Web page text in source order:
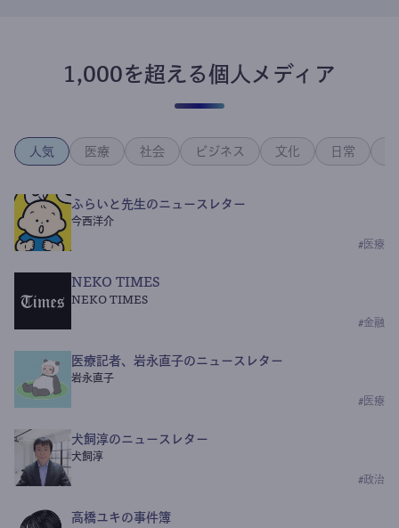
1,000を超える個人メディア
人気 医療 社会 ビジネス 文化 日常
ふらいと先生のニュースレター
今西洋介
# 医療
NEKO TIMES
NEKO TIMES
#金融
医療記者、岩永直子のニュースレター
岩永直子
# 医療
犬飼淳のニュースレター
犬飼淳
#政治
高橋ユキの事件簿